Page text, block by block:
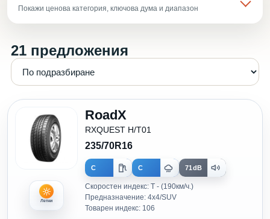
Покажи ценова категория, ключова дума и диапазон
21 предложения
Летни
RoadX
RXQUEST H/T01
235/70R16
C C 71dB
Скоростен индекс: T - (190км/ч.)
Предназначение: 4x4/SUV
Товарен индекс: 106